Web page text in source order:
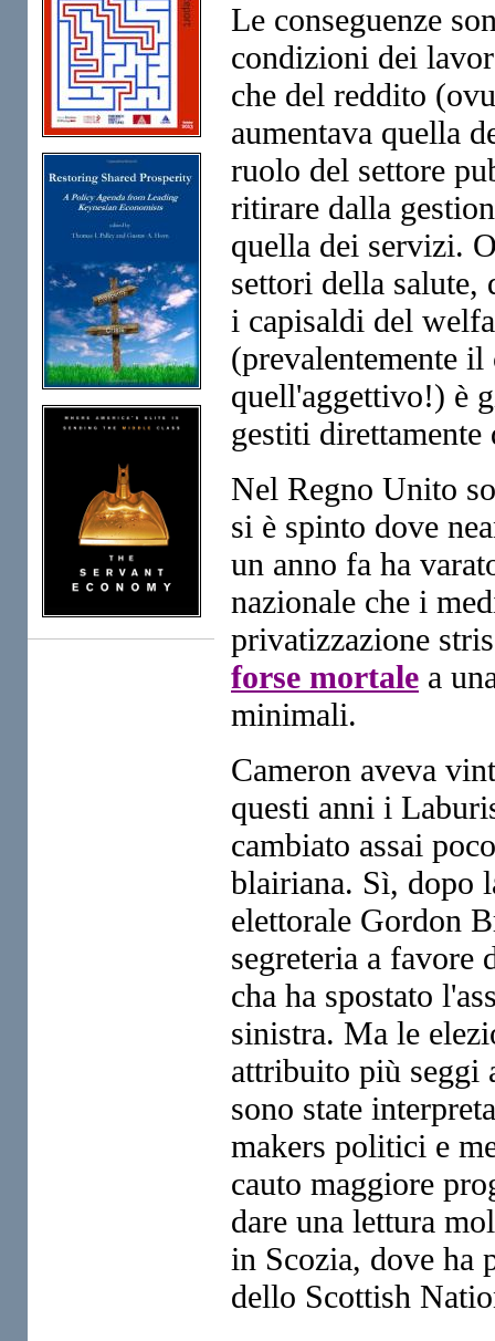
Le conseguenze
condizioni dei
che del reddito
aumentava quella
ruolo del settore
ritirare dalla
quella dei servizi.
settori della salute,
i capisaldi del
(prevalentemente il
quell'aggettivo!) è
gestiti
Nel Regno Unito
si è spinto dove
un anno fa ha
nazionale che i
privatizzazione
forse mortale a
minimali.
Cameron aveva
questi anni i
cambiato assai
blairiana. Sì, dopo
elettorale Gordon
segreteria a
cha ha spostato
sinistra. Ma le
attribuito più seggi
sono state
makers politici e
cauto maggiore
dare una lettura
in Scozia, dove ha
dello Scottish